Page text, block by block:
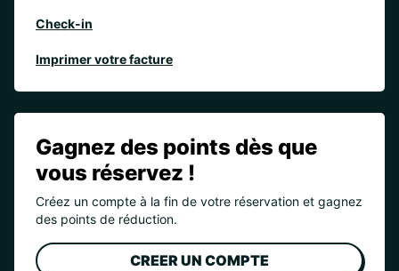
Check-in
Imprimer votre facture
Gagnez des points dès que
vous réservez !
Créez un compte à la fin de votre réservation et gagnez
des points de réduction.
CREER UN COMPTE